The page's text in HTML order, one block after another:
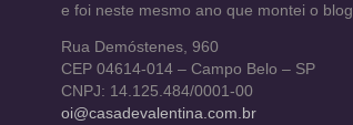
e foi neste mesmo ano que montei o blog.
Rua Demóstenes, 960
CEP 04614-014 – Campo Belo – SP
CNPJ: 14.125.484/0001-00
oi@casadevalentina.com.br